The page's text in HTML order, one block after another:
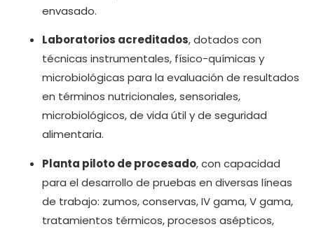
envasado.
Laboratorios acreditados, dotados con
técnicas instrumentales, físico-químicas y
microbiológicas para la evaluación de resultados
en términos nutricionales, sensoriales,
microbiológicos, de vida útil y de seguridad
alimentaria.
Planta piloto de procesado, con capacidad
para el desarrollo de pruebas en diversas líneas
de trabajo: zumos, conservas, IV gama, V gama,
tratamientos térmicos, procesos asépticos,